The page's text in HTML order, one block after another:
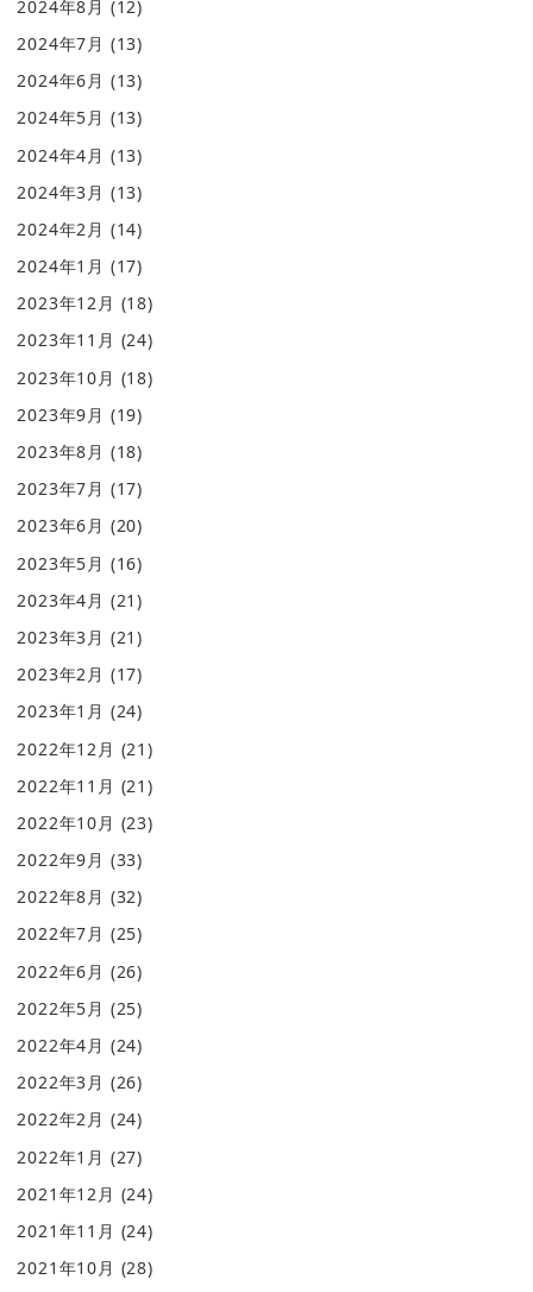
2024年8月 (12)
2024年7月 (13)
2024年6月 (13)
2024年5月 (13)
2024年4月 (13)
2024年3月 (13)
2024年2月 (14)
2024年1月 (17)
2023年12月 (18)
2023年11月 (24)
2023年10月 (18)
2023年9月 (19)
2023年8月 (18)
2023年7月 (17)
2023年6月 (20)
2023年5月 (16)
2023年4月 (21)
2023年3月 (21)
2023年2月 (17)
2023年1月 (24)
2022年12月 (21)
2022年11月 (21)
2022年10月 (23)
2022年9月 (33)
2022年8月 (32)
2022年7月 (25)
2022年6月 (26)
2022年5月 (25)
2022年4月 (24)
2022年3月 (26)
2022年2月 (24)
2022年1月 (27)
2021年12月 (24)
2021年11月 (24)
2021年10月 (28)